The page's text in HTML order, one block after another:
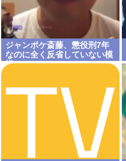
ジャンポケ斎藤、懲役刑7年
なのに全く反省していない模
様